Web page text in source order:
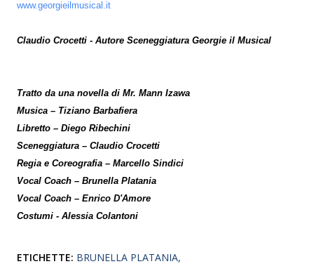
www.georgieilmusical.it
Claudio Crocetti - Autore Sceneggiatura Georgie il Musical
Tratto da una novella di Mr. Mann Izawa
Musica – Tiziano Barbafiera
Libretto – Diego Ribechini
Sceneggiatura – Claudio Crocetti
Regia e Coreografia – Marcello Sindici
Vocal Coach – Brunella Platania
Vocal Coach – Enrico D'Amore
Costumi - Alessia Colantoni
ETICHETTE: BRUNELLA PLATANIA